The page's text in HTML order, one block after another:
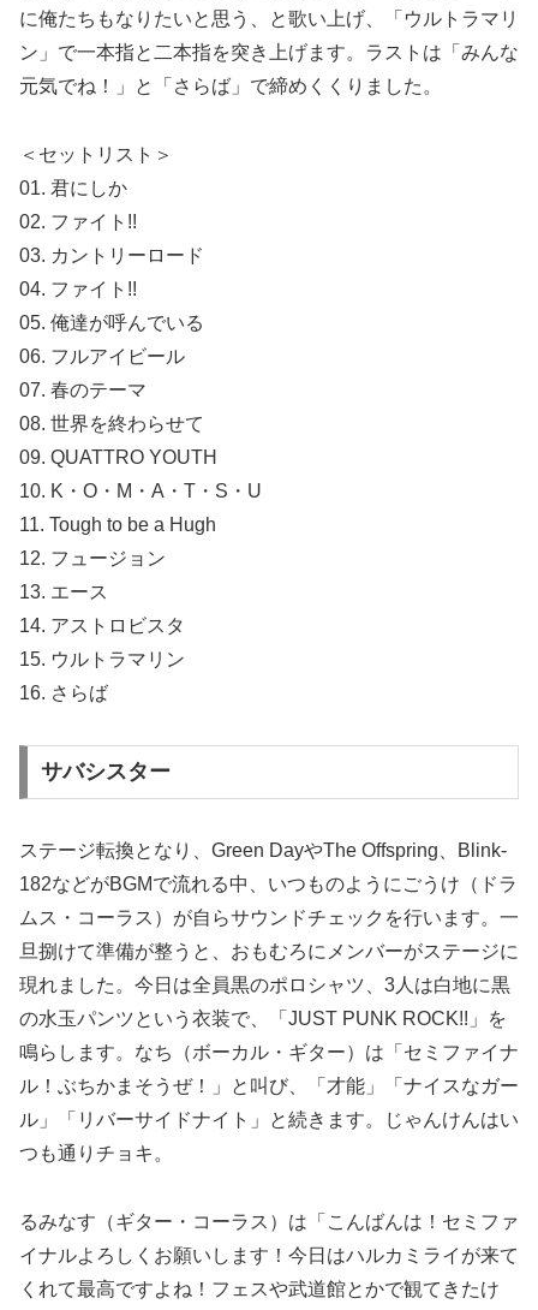
に俺たちもなりたいと思う、と歌い上げ、「ウルトラマリ
ン」で一本指と二本指を突き上げます。ラストは「みんな
元気でね！」と「さらば」で締めくくりました。
＜セットリスト＞
01. 君にしか
02. ファイト!!
03. カントリーロード
04. ファイト!!
05. 俺達が呼んでいる
06. フルアイビール
07. 春のテーマ
08. 世界を終わらせて
09. QUATTRO YOUTH
10. K・O・M・A・T・S・U
11. Tough to be a Hugh
12. フュージョン
13. エース
14. アストロビスタ
15. ウルトラマリン
16. さらば
サバシスター
ステージ転換となり、Green DayやThe Offspring、Blink-
182などがBGMで流れる中、いつものようにごうけ（ドラ
ムス・コーラス）が自らサウンドチェックを行います。一
旦捌けて準備が整うと、おもむろにメンバーがステージに
現れました。今日は全員黒のポロシャツ、3人は白地に黒
の水玉パンツという衣装で、「JUST PUNK ROCK!!」を
鳴らします。なち（ボーカル・ギター）は「セミファイナ
ル！ぶちかまそうぜ！」と叫び、「才能」「ナイスなガー
ル」「リバーサイドナイト」と続きます。じゃんけんはい
つも通りチョキ。
るみなす（ギター・コーラス）は「こんばんは！セミファ
イナルよろしくお願いします！今日はハルカミライが来て
くれて最高ですよね！フェスや武道館とかで観てきたけ